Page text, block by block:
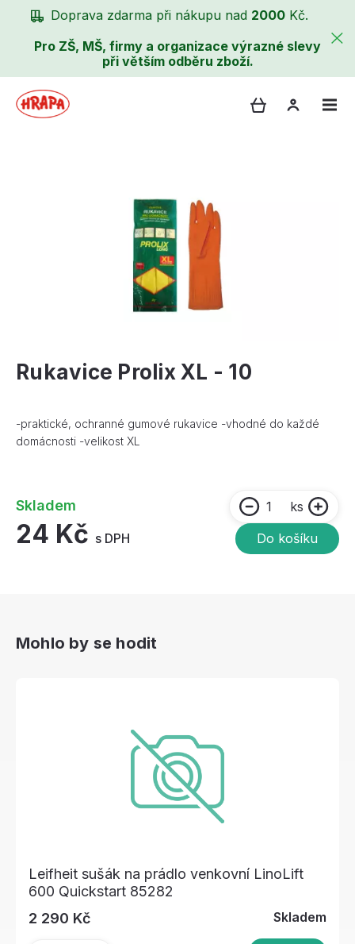
Doprava zdarma při nákupu nad 2000 Kč.
Pro ZŠ, MŠ, firmy a organizace výrazné slevy
při větším odběru zboží.
Rukavice Prolix XL - 10
-praktické, ochranné gumové rukavice -vhodné do každé
domácnosti -velikost XL
Skladem
24 Kč s DPH
ks
Do košíku
Mohlo by se hodit
Leifheit sušák na prádlo venkovní LinoLift
600 Quickstart 85282
2 290 Kč
Skladem